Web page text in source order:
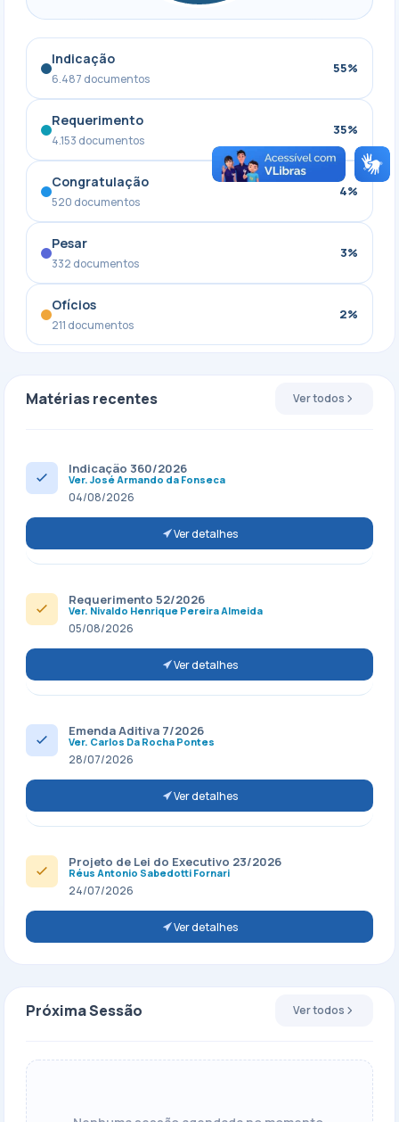
Indicação
6.487 documentos
55%
Requerimento
4.153 documentos
35%
Congratulação
520 documentos
4%
Pesar
332 documentos
3%
Ofícios
211 documentos
2%
Matérias recentes Ver todos
Indicação 360/2026
Ver. José Armando da Fonseca
04/08/2026
Ver detalhes
Requerimento 52/2026
Ver. Nivaldo Henrique Pereira Almeida
05/08/2026
Ver detalhes
Emenda Aditiva 7/2026
Ver. Carlos Da Rocha Pontes
28/07/2026
Ver detalhes
Projeto de Lei do Executivo 23/2026
Réus Antonio Sabedotti Fornari
24/07/2026
Ver detalhes
Próxima Sessão Ver todos